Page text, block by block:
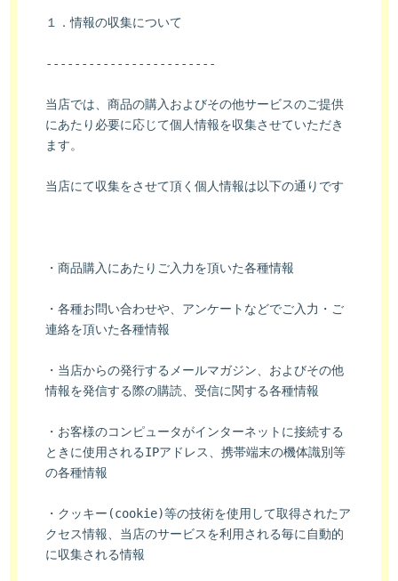
１．情報の収集について
------------------------
当店では、商品の購入およびその他サービスのご提供
にあたり必要に応じて個人情報を収集させていただき
ます。
当店にて収集をさせて頂く個人情報は以下の通りです
・商品購入にあたりご入力を頂いた各種情報
・各種お問い合わせや、アンケートなどでご入力・ご
連絡を頂いた各種情報
・当店からの発行するメールマガジン、およびその他
情報を発信する際の購読、受信に関する各種情報
・お客様のコンピュータがインターネットに接続する
ときに使用されるIPアドレス、携帯端末の機体識別等
の各種情報
・クッキー(cookie)等の技術を使用して取得されたア
クセス情報、当店のサービスを利用される毎に自動的
に収集される情報